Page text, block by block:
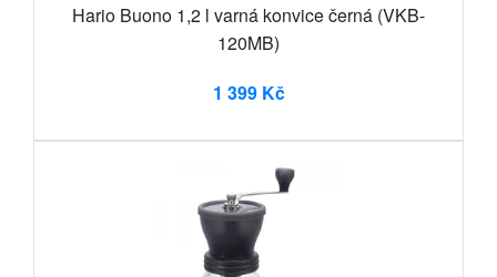
Hario Buono 1,2 l varná konvice černá (VKB-
120MB)
1 399 Kč